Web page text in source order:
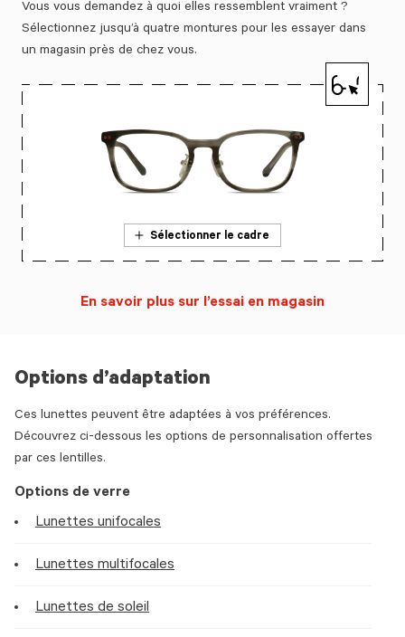
Options d’adaptation
Ces lunettes peuvent être adaptées à vos préférences.
Découvrez ci-dessous les options de personnalisation offertes
par ces lentilles.
Options de verre
Lunettes unifocales
Lunettes multifocales
Lunettes de soleil
Vous vous demandez à quoi elles ressemblent vraiment ?
Sélectionnez jusqu’à quatre montures pour les essayer dans
un magasin près de chez vous.
Sélectionner le cadre
En savoir plus sur l’essai en magasin